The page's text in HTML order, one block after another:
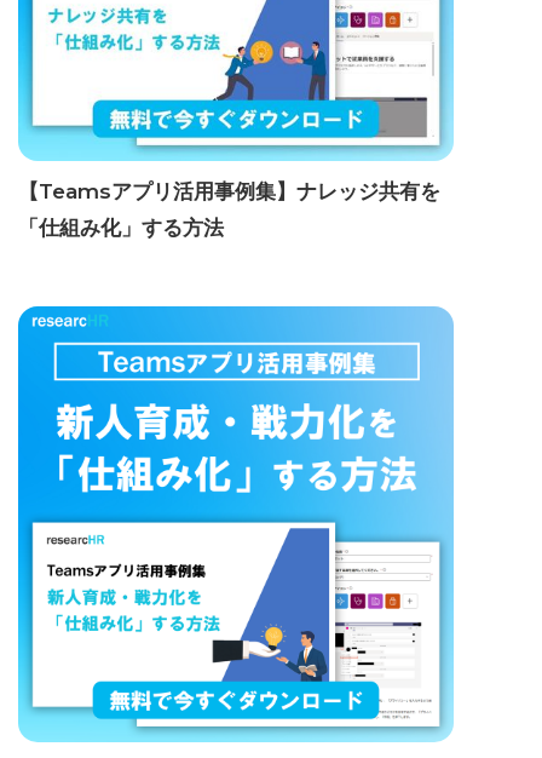
【Teamsアプリ活用事例集】ナレッジ共有を
「仕組み化」する方法